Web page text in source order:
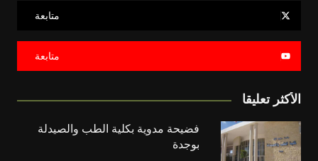
متابعة
متابعة
الأكثر تعليقا
فضيحة مدوية بكلية الطب والصيدلة
بوجدة